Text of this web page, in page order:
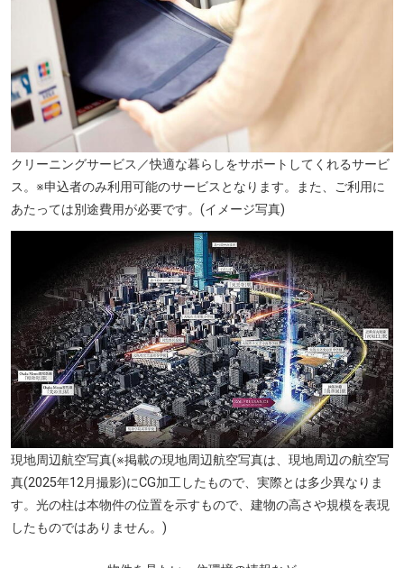
クリーニングサービス／快適な暮らしをサポートしてくれるサービ
ス。※申込者のみ利用可能のサービスとなります。また、ご利用に
あたっては別途費用が必要です。(イメージ写真)
現地周辺航空写真(※掲載の現地周辺航空写真は、現地周辺の航空写
真(2025年12月撮影)にCG加工したもので、実際とは多少異なりま
す。光の柱は本物件の位置を示すもので、建物の高さや規模を表現
したものではありません。)